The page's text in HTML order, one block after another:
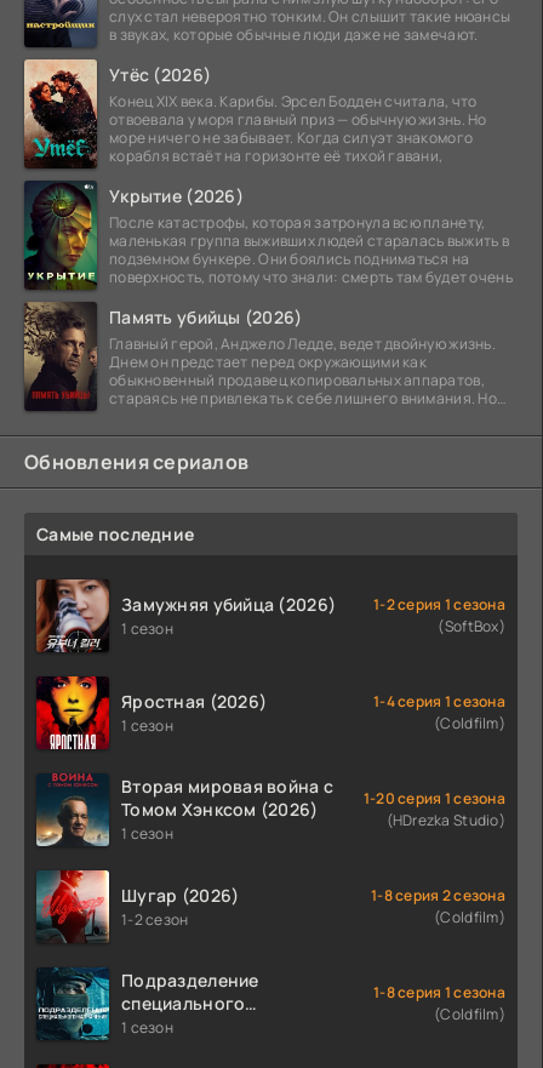
слух стал невероятно тонким. Он слышит такие нюансы
в звуках, которые обычные люди даже не замечают.
Утёс (2026)
Конец XIX века. Карибы. Эрсел Бодден считала, что
отвоевала у моря главный приз — обычную жизнь. Но
море ничего не забывает. Когда силуэт знакомого
корабля встаёт на горизонте её тихой гавани,
Укрытие (2026)
После катастрофы, которая затронула всю планету,
маленькая группа выживших людей старалась выжить в
подземном бункере. Они боялись подниматься на
поверхность, потому что знали: смерть там будет очень
Память убийцы (2026)
Главный герой, Анджело Ледде, ведет двойную жизнь.
Днем он предстает перед окружающими как
обыкновенный продавец копировальных аппаратов,
стараясь не привлекать к себе лишнего внимания. Но
Обновления сериалов
Самые последние
Замужняя убийца (2026)
1 сезон
1-2 серия 1 сезона
(SoftBox)
Яростная (2026)
1 сезон
1-4 серия 1 сезона
(Coldfilm)
Вторая мировая война с
Томом Хэнксом (2026)
1 сезон
1-20 серия 1 сезона
(HDrezka Studio)
Шугар (2026)
1-2 сезон
1-8 серия 2 сезона
(Coldfilm)
Подразделение
специального
назначения (2026)
1 сезон
1-8 серия 1 сезона
(Coldfilm)